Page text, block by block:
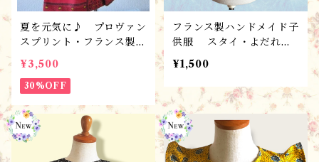
夏を元気に♪ プロヴァン
スプリント・フランス製こ
ども服 ！男児シャツ･アロ
ハプロヴァンス 100サイ
ズ完成品・１点限り/ギフ
¥3,500
30%OFF
フランス製ハンドメイド子
供服 スタイ・よだれか
け T23-FLB /ベビ
ー・キッズ ギフト・出産
祝い
¥1,500